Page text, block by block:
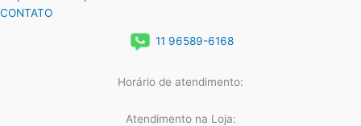
CONTATO
11 96589-6168
Horário de atendimento:
Atendimento na Loja: